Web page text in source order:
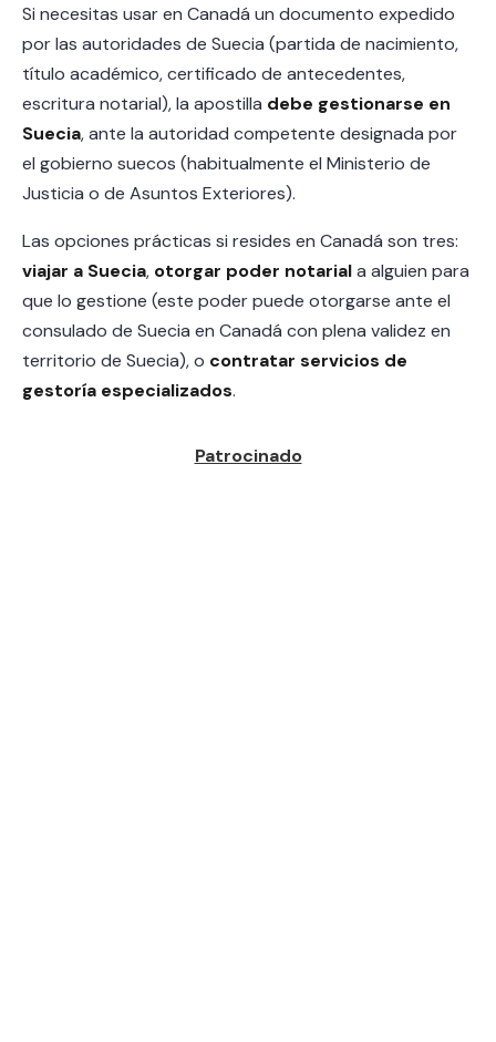
Si necesitas usar en Canadá un documento expedido
por las autoridades de Suecia (partida de nacimiento,
título académico, certificado de antecedentes,
escritura notarial), la apostilla debe gestionarse en
Suecia, ante la autoridad competente designada por
el gobierno suecos (habitualmente el Ministerio de
Justicia o de Asuntos Exteriores).
Las opciones prácticas si resides en Canadá son tres:
viajar a Suecia, otorgar poder notariala alguien para
que lo gestione (este poder puede otorgarse ante el
consulado de Suecia en Canadá con plena validez en
territorio de Suecia), o contratar servicios de
gestoría especializados.